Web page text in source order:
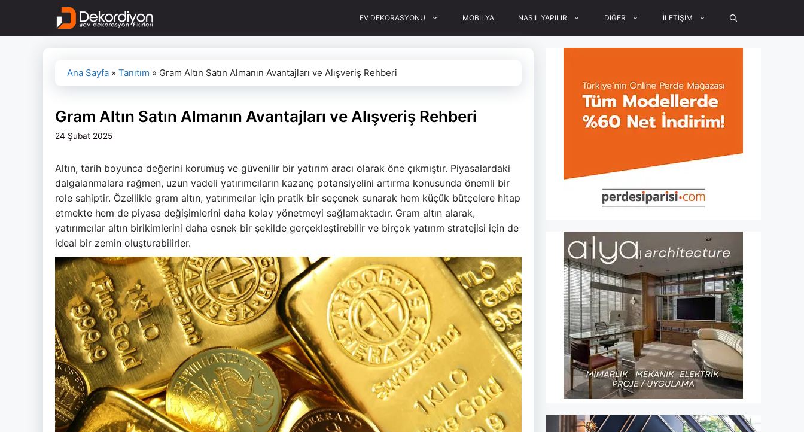
EV DEKORASYONU MOBİLYA NASIL YAPILIR DİĞER İLETİŞİM
Ana Sayfa » Tanıtım » Gram Altın Satın Almanın Avantajları ve Alışveriş Rehberi
Gram Altın Satın Almanın Avantajları ve Alışveriş Rehberi
24 Şubat 2025
Altın, tarih boyunca değerini korumuş ve güvenilir bir yatırım aracı olarak öne çıkmıştır. Piyasalardaki
dalgalanmalara rağmen, uzun vadeli yatırımcıların kazanç potansiyelini artırma konusunda önemli bir
role sahiptir. Özellikle gram altın, yatırımcılar için pratik bir seçenek sunarak hem küçük bütçelere hitap
etmekte hem de piyasa değişimlerini daha kolay yönetmeyi sağlamaktadır. Gram altın alarak,
yatırımcılar altın birikimlerini daha esnek bir şekilde gerçekleştirebilir ve birçok yatırım stratejisi için de
ideal bir zemin oluşturabilirler.